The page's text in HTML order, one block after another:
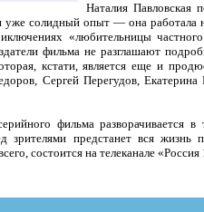
Наталия Павловская
уже солидный опыт — она
«любительницы
фильма не разглашают
кстати, является еще и
Сергей Перегудов, Екатерина
фильма разворачивается
зрителями предстанет вся жизнь
состоится на телеканале «Россия